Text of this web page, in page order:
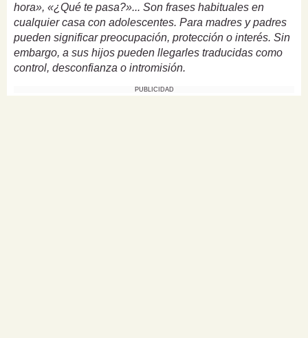
hora», «¿Qué te pasa?»... Son frases habituales en
cualquier casa con adolescentes. Para madres y padres
pueden significar preocupación, protección o interés. Sin
embargo, a sus hijos pueden llegarles traducidas como
control, desconfianza o intromisión.
PUBLICIDAD